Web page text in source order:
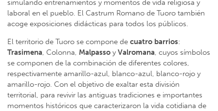
simulando entrenamientos y momentos de vida religiosa y
laboral en el pueblo. El Castrum Romano de Tuoro también
acoge exposiciones didácticas para todos los públicos.
El territorio de Tuoro se compone de cuatro barrios:
Trasimena, Colonna, Malpasso y Valromana, cuyos símbolos
se componen de la combinación de diferentes colores,
respectivamente amarillo-azul, blanco-azul, blanco-rojo y
amarillo-rojo. Con el objetivo de exaltar esta división
territorial, para revivir las antiguas tradiciones e importantes
momentos históricos que caracterizaron la vida cotidiana de